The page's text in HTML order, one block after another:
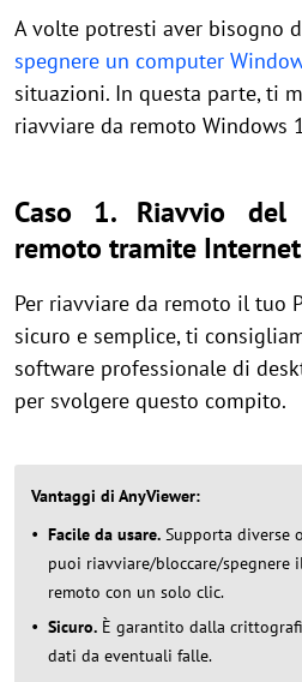
A volte potresti aver bisogno
spegnere un computer
situazioni. In questa parte, ti
riavviare da remoto Windows
Caso 1. Riavvio del
remoto tramite Internet
Per riavviare da remoto il tuo
sicuro e semplice, ti
software professionale di
per svolgere questo compito.
Vantaggi di AnyViewer:
Facile da usare. Supporta diverse
puoi riavviare/bloccare/spegnere
remoto con un solo clic.
Sicuro. È garantito dalla
dati da eventuali falle.